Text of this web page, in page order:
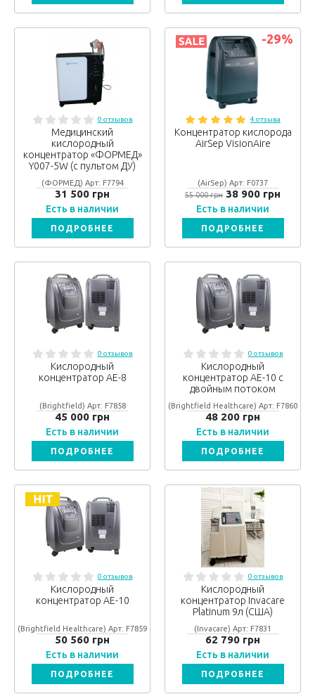
0 отзывов
Медицинский
кислородный
концентратор «ФОРМЕД»
Y007-5W (с пультом ДУ)
(ФОРМЕД) Арт: F7794
31 500 грн
Есть в наличии
ПОДРОБНЕЕ
-29%
4 отзыва
Концентратор кислорода
AirSep VisionAire
(AirSep) Арт: F0737
55 000 грн 38 900 грн
Есть в наличии
ПОДРОБНЕЕ
0 отзывов
Кислородный
концентратор АЕ-8
(Brightfield) Арт: F7858
45 000 грн
Есть в наличии
ПОДРОБНЕЕ
0 отзывов
Кислородный
концентратор АЕ-10 с
двойным потоком
(Brightfield Healthcare) Арт: F7860
48 200 грн
Есть в наличии
ПОДРОБНЕЕ
0 отзывов
Кислородный
концентратор AE-10
(Brightfield Healthcare) Арт: F7859
50 560 грн
Есть в наличии
ПОДРОБНЕЕ
0 отзывов
Кислородный
концентратор Invacare
Platinum 9л (США)
(Invacare) Арт: F7831
62 790 грн
Есть в наличии
ПОДРОБНЕЕ